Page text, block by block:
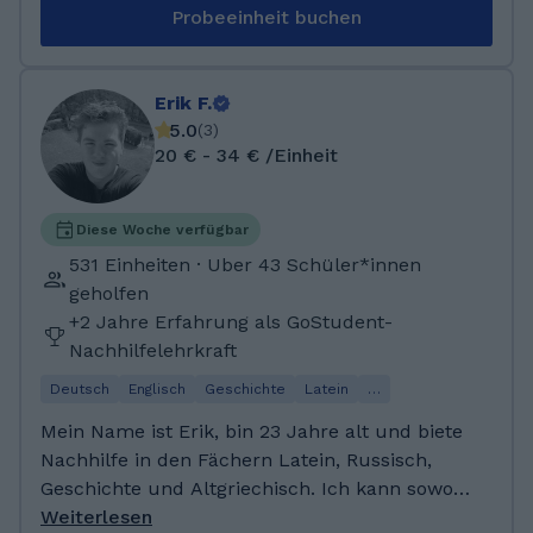
Deutsch: C2-Niveau Englisch: C2-Niveau
Französisch: C1-Niveau Niederländisch: B2-
Niveau Ich habe bereits Erfahrung darin,
Brüdern und Cousins, sowie
Nachbarschaftskinder bei den Hausaufgaben
zu helfen. Außerdem habe ich an dem
ehrenamtlichen Projekt Lern-Fair-Plus
teilgenommen, welches Nachhilfe und
Förderung von bildungsbenachteiligten
Schülerinnen und Schüler ermöglicht. Meines
oder Schüler mit Lernschwächen betreut. Zu
meinen Hobbies zählen Klavierspielen,
Kochen, Cocktails mischen und Lesen.
Außerdem treibe ich noch gerne Sport und
bin in einem Fechtverein. Nebenbei leite ich
Probeeinheit buchen
Erik F.
5.0(3)
20 € - 34 € /Einheit
Diese Woche verfügbar
531 Einheiten · Uber 43 Schüler*innen
geholfen
+2 Jahre Erfahrung als GoStudent-
Nachhilfelehrkraft
Deutsch Englisch Geschichte Latein …
Mein Name ist Erik, bin 23 Jahre alt und biete
Nachhilfe in den Fächern Latein, Russisch,
Geschichte und Altgriechisch. Ich kann sowohl
Unterstützung anbieten, als auch
Weiterlesen